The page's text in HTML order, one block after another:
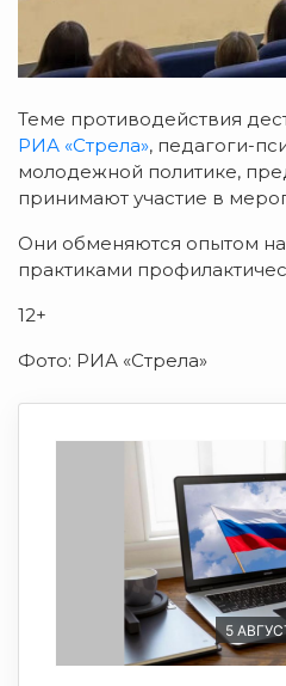
Теме противодействия
РИА «Стрела», педагоги-
молодежной политике,
принимают участие в
Они обменяются опытом
практиками
12+
Фото: РИА «Стрела»
5